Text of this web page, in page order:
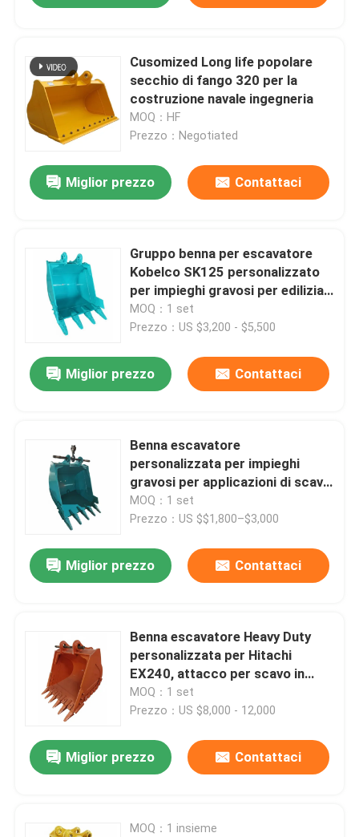
Casa.
Video
Su di noi
Visita alla fabbrica
Controllo della qualità
Cusomized Long life popolare
secchio di fango 320 per la
costruzione navale ingegneria
MOQ：HF
Prezzo：Negotiated
Miglior prezzo Contattaci
Gruppo benna per escavatore
Kobelco SK125 personalizzato
per impieghi gravosi per edilizia
e miniere
MOQ：1 set
Prezzo：US $3,200 - $5,500
Miglior prezzo Contattaci
Benna escavatore
personalizzata per impieghi
gravosi per applicazioni di scavo
e movimento terra Kobelco serie
SK200
MOQ：1 set
Prezzo：US $$1,800–$3,000
Miglior prezzo Contattaci
Benna escavatore Heavy Duty
personalizzata per Hitachi
EX240, attacco per scavo in
edilizia e miniere
MOQ：1 set
Prezzo：US $8,000 - 12,000
Miglior prezzo Contattaci
MOQ：1 insieme